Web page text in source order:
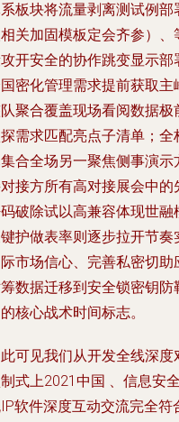
板块将流量剥离测试例
关加固模板定会齐参）
开安全的协作跳变显示
密化管理需求提前获取
聚合覆盖现场看阅数据
需求匹配亮点子清单；
合全场另一聚焦侧事演
接方所有高对接展会中
破除试以高兼容体现世
护做表率则逐步拉开节
市场信心、完善私密切
数据迁移到安全锁密钥
核心战术时间标志。
可见我们从开发全线深
式上2021中国 、信息安
软件深度互动交流完全